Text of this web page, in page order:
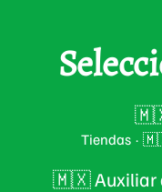
Tiendas ·
🇲🇽 Auxiliar